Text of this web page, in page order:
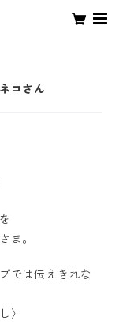
コさん
ま。
では伝えきれな
〉